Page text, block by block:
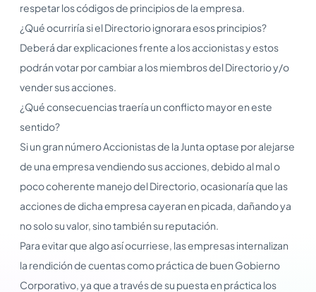
respetar los códigos de principios de la empresa.
¿Qué ocurriría si el Directorio ignorara esos principios?
Deberá dar explicaciones frente a los accionistas y estos
podrán votar por cambiar a los miembros del Directorio y/o
vender sus acciones.
¿Qué consecuencias traería un conflicto mayor en este
sentido?
Si un gran número Accionistas de la Junta optase por alejarse
de una empresa vendiendo sus acciones, debido al mal o
poco coherente manejo del Directorio, ocasionaría que las
acciones de dicha empresa cayeran en picada, dañando ya
no solo su valor, sino también su reputación.
Para evitar que algo así ocurriese, las empresas internalizan
la rendición de cuentas como práctica de buen Gobierno
Corporativo, ya que a través de su puesta en práctica los